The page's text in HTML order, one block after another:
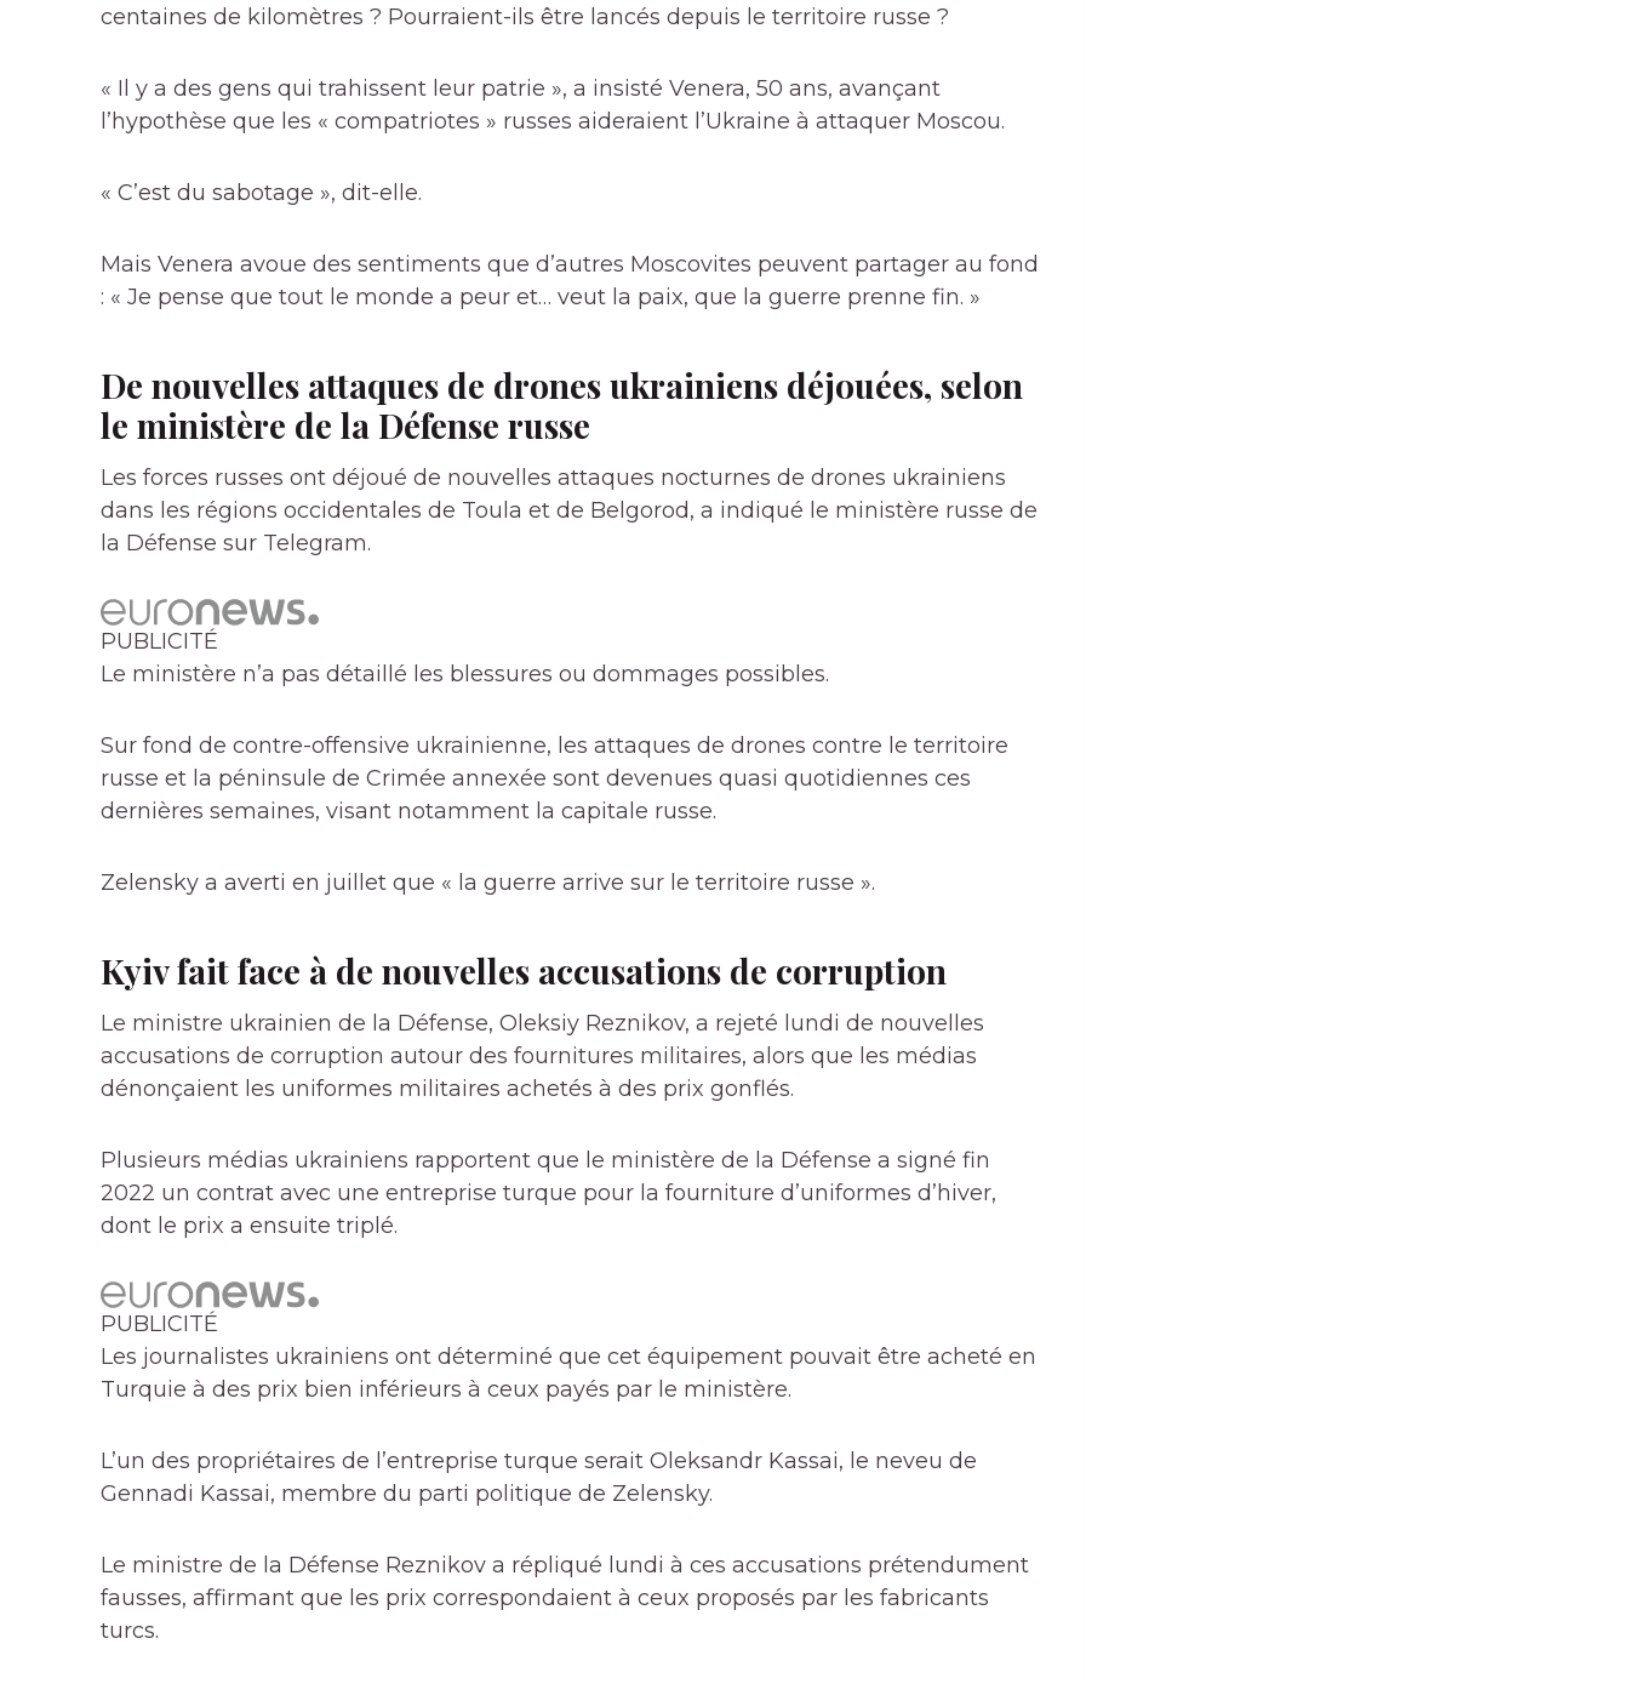
centaines de kilomètres ? Pourraient-ils être lancés depuis le territoire russe ?
« Il y a des gens qui trahissent leur patrie », a insisté Venera, 50 ans, avançant
l’hypothèse que les « compatriotes » russes aideraient l’Ukraine à attaquer Moscou.
« C’est du sabotage », dit-elle.
Mais Venera avoue des sentiments que d’autres Moscovites peuvent partager au fond
: « Je pense que tout le monde a peur et… veut la paix, que la guerre prenne fin. »
De nouvelles attaques de drones ukrainiens déjouées, selon
le ministère de la Défense russe
Les forces russes ont déjoué de nouvelles attaques nocturnes de drones ukrainiens
dans les régions occidentales de Toula et de Belgorod, a indiqué le ministère russe de
la Défense sur Telegram.
PUBLICITÉ
Le ministère n’a pas détaillé les blessures ou dommages possibles.
Sur fond de contre-offensive ukrainienne, les attaques de drones contre le territoire
russe et la péninsule de Crimée annexée sont devenues quasi quotidiennes ces
dernières semaines, visant notamment la capitale russe.
Zelensky a averti en juillet que « la guerre arrive sur le territoire russe ».
Kyiv fait face à de nouvelles accusations de corruption
Le ministre ukrainien de la Défense, Oleksiy Reznikov, a rejeté lundi de nouvelles
accusations de corruption autour des fournitures militaires, alors que les médias
dénonçaient les uniformes militaires achetés à des prix gonflés.
Plusieurs médias ukrainiens rapportent que le ministère de la Défense a signé fin
2022 un contrat avec une entreprise turque pour la fourniture d’uniformes d’hiver,
dont le prix a ensuite triplé.
PUBLICITÉ
Les journalistes ukrainiens ont déterminé que cet équipement pouvait être acheté en
Turquie à des prix bien inférieurs à ceux payés par le ministère.
L’un des propriétaires de l’entreprise turque serait Oleksandr Kassai, le neveu de
Gennadi Kassai, membre du parti politique de Zelensky.
Le ministre de la Défense Reznikov a répliqué lundi à ces accusations prétendument
fausses, affirmant que les prix correspondaient à ceux proposés par les fabricants
turcs.